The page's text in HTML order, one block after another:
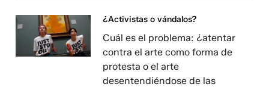
¿Activistas o vándalos?
Cuál es el problema: ¿atentar
contra el arte como forma de
protesta o el arte
desentendiéndose de las